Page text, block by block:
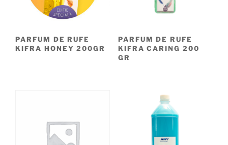
PARFUM DE RUFE
KIFRA HONEY 200GR
PARFUM DE RUFE
KIFRA CARING 200
GR